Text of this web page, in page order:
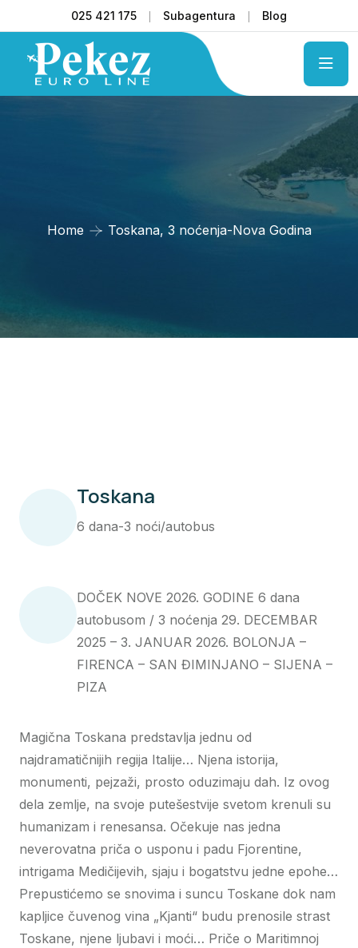
025 421 175 Subagentura Blog
Home Toskana, 3 noćenja-Nova Godina
Toskana
6 dana-3 noći/autobus
DOČEK NOVE 2026. GODINE 6 dana
autobusom / 3 noćenja 29. DECEMBAR
2025 – 3. JANUAR 2026. BOLONJA –
FIRENCA – SAN ĐIMINJANO – SIJENA –
PIZA
Magična Toskana predstavlja jednu od
najdramatičnijih regija Italije… Njena istorija,
monumenti, pejzaži, prosto oduzimaju dah. Iz ovog
dela zemlje, na svoje putešestvije svetom krenuli su
humanizam i renesansa. Očekuje nas jedna
neverovatna priča o usponu i padu Fjorentine,
intrigama Medičijevih, sjaju i bogatstvu jedne epohe…
Prepustićemo se snovima i suncu Toskane dok nam
kapljice čuvenog vina „Kjanti“ budu prenosile strast
Toskane, njene ljubavi i moći… Priče o Maritimnoj